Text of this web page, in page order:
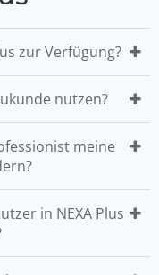
zur Verfügung?
nutzen?
meine
in NEXA Plus